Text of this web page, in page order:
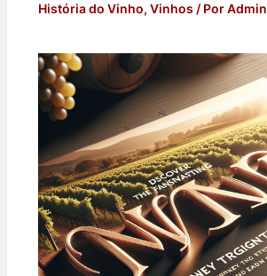
História do Vinho, Vinhos / PorAdmin